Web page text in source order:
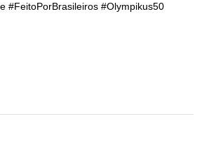
#FeitoPorBrasileiros #Olympikus50